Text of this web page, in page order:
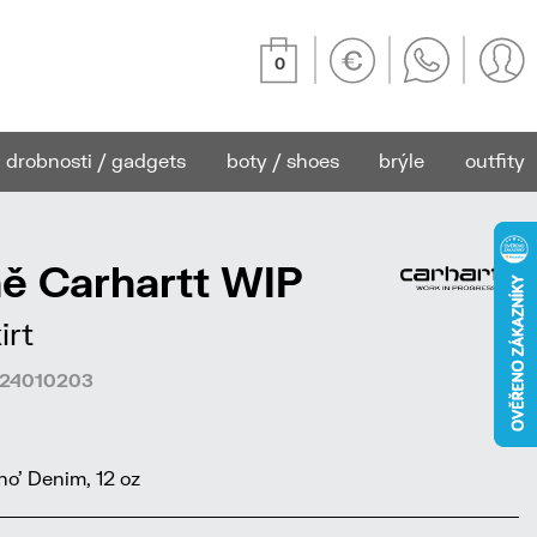
0
drobnosti / gadgets boty / shoes brýle outfity
Carhartt WIP
Denim, 12 oz